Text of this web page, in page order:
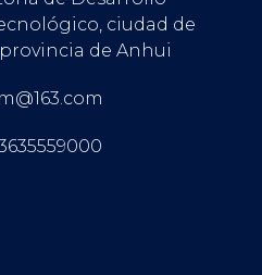
ciudad de
de Anhui